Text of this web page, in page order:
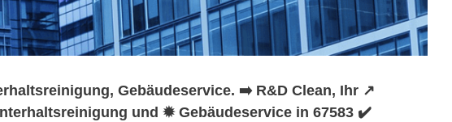
Gebäudeservice. ➡️ R&D Clean, Ihr ↗️
und ✹ Gebäudeservice in 67583 ✔️